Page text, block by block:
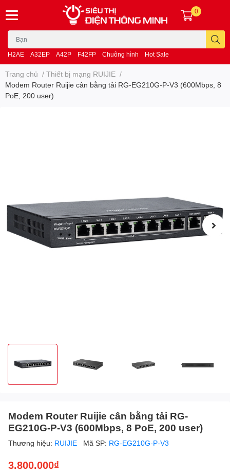
H2AE A32EP A42P F42FP Chuông hình Hot Sale
0
Trang chủ / Thiết bị mạng RUIJIE /
Modem Router Ruijie cân bằng tải RG-EG210G-P-V3 (600Mbps, 8
PoE, 200 user)
Modem Router Ruijie cân bằng tải RG-
EG210G-P-V3 (600Mbps, 8 PoE, 200 user)
Thương hiệu: RUIJIE Mã SP: RG-EG210G-P-V3
3.800.000₫